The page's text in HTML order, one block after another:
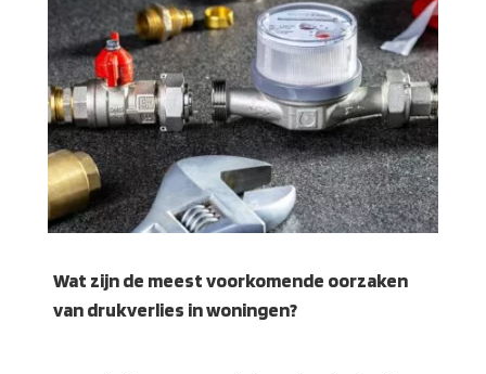
Wat zijn de meest voorkomende oorzaken
van drukverlies in woningen?